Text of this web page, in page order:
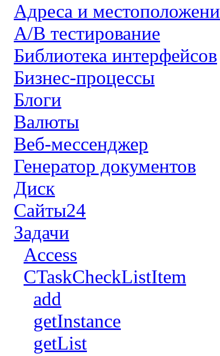
Адреса и
А/В тестирование
Библиотека интерфейсов
Бизнес-процессы
Блоги
Валюты
Веб-мессенджер
Генератор документов
Диск
Сайты24
Задачи
Access
CTaskCheckListItem
add
getInstance
getList